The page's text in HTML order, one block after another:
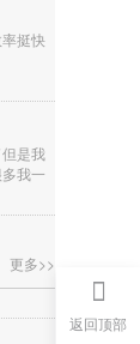
挺快
是我
我一
更多>>
返回顶部